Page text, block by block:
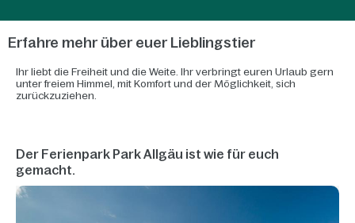
Erfahre mehr über euer Lieblingstier
Ihr liebt die Freiheit und die Weite. Ihr verbringt euren Urlaub gern
unter freiem Himmel, mit Komfort und der Möglichkeit, sich
zurückzuziehen.
Der Ferienpark Park Allgäu ist wie für euch
gemacht.